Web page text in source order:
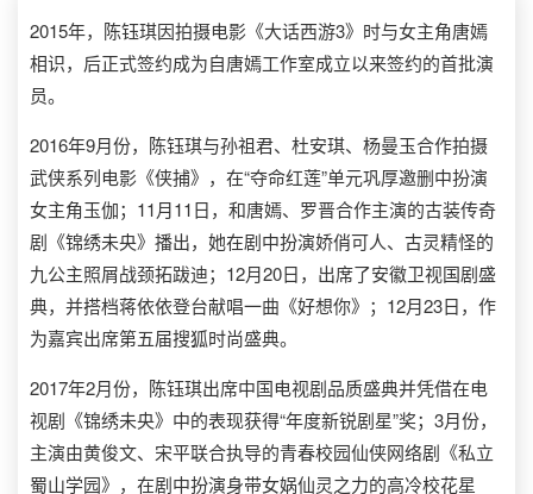
2015年，陈钰琪因拍摄电影《大话西游3》时与女主角唐嫣
相识，后正式签约成为自唐嫣工作室成立以来签约的首批演
员。
2016年9月份，陈钰琪与孙祖君、杜安琪、杨曼玉合作拍摄
武侠系列电影《侠捕》，在“夺命红莲”单元巩厚邀删中扮演
女主角玉伽；11月11日，和唐嫣、罗晋合作主演的古装传奇
剧《锦绣未央》播出，她在剧中扮演娇俏可人、古灵精怪的
九公主照屑战颈拓跋迪；12月20日，出席了安徽卫视国剧盛
典，并搭档蒋依依登台献唱一曲《好想你》；12月23日，作
为嘉宾出席第五届搜狐时尚盛典。
2017年2月份，陈钰琪出席中国电视剧品质盛典并凭借在电
视剧《锦绣未央》中的表现获得“年度新锐剧星”奖；3月份，
主演由黄俊文、宋平联合执导的青春校园仙侠网络剧《私立
蜀山学园》，在剧中扮演身带女娲仙灵之力的高冷校花星